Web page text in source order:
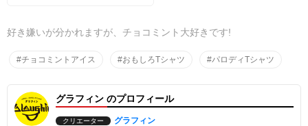
好き嫌いが分かれますが、チョコミント大好きです!
#チョコミントアイス #おもしろTシャツ #パロディTシャツ
グラフィン のプロフィール
クリエーター グラフィン